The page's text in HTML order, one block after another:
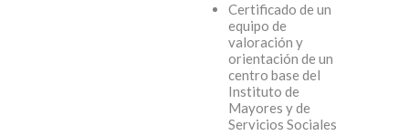
Certificado de un
equipo de
valoración y
orientación de un
centro base del
Instituto de
Mayores y de
Servicios Sociales